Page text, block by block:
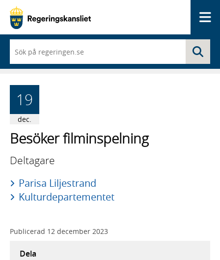
du
börjar
skriva
med
19
dec.
Besöker filminspelning
Deltagare
Parisa Liljestrand
Kulturdepartementet
Publicerad 12 december 2023
Dela